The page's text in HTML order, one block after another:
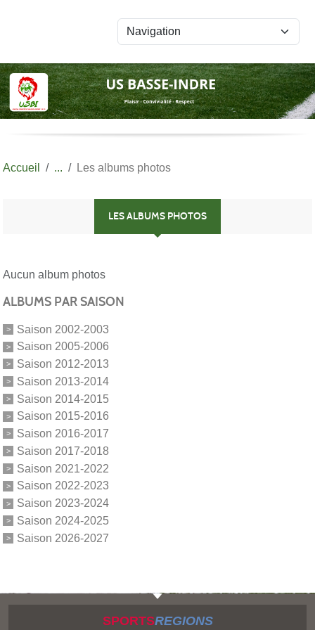
Accueil Les albums photos
LES ALBUMS PHOTOS
Aucun album photos
ALBUMS PAR SAISON
Saison 2002-2003
Saison 2005-2006
Saison 2012-2013
Saison 2013-2014
Saison 2014-2015
Saison 2015-2016
Saison 2016-2017
Saison 2017-2018
Saison 2021-2022
Saison 2022-2023
Saison 2023-2024
Saison 2024-2025
Saison 2026-2027
SPORTSREGIONS